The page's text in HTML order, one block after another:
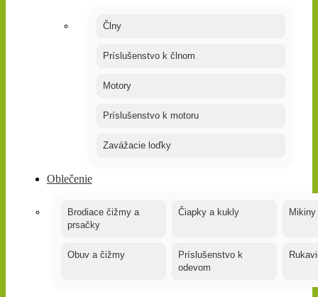
Člny
Príslušenstvo k člnom
Motory
Príslušenstvo k motoru
Zavážacie loďky
Oblečenie
Brodiace čižmy a
prsačky
Čiapky a kukly Mikiny
Obuv a čižmy
Príslušenstvo k
odevom